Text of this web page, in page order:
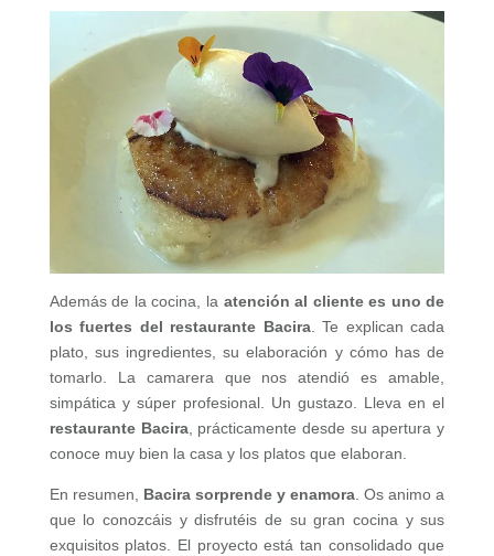
Además de la cocina, la atención al cliente es uno de
los fuertes del restaurante Bacira. Te explican cada
plato, sus ingredientes, su elaboración y cómo has de
tomarlo. La camarera que nos atendió es amable,
simpática y súper profesional. Un gustazo. Lleva en el
restaurante Bacira, prácticamente desde su apertura y
conoce muy bien la casa y los platos que elaboran.
En resumen, Bacira sorprende y enamora. Os animo a
que lo conozcáis y disfrutéis de su gran cocina y sus
exquisitos platos. El proyecto está tan consolidado que